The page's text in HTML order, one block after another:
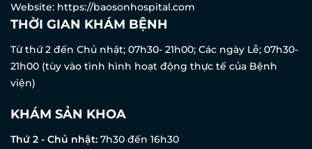
Website: https://baosonhospital.com
THỜI GIAN KHÁM BỆNH
Từ thứ 2 đến Chủ nhật; 07h30- 21h00; Các ngày Lễ; 07h30-
21h00 (tùy vào tình hình hoạt động thực tế của Bệnh
viện)
KHÁM SẢN KHOA
Thứ 2 - Chủ nhật: 7h30 đến 16h30